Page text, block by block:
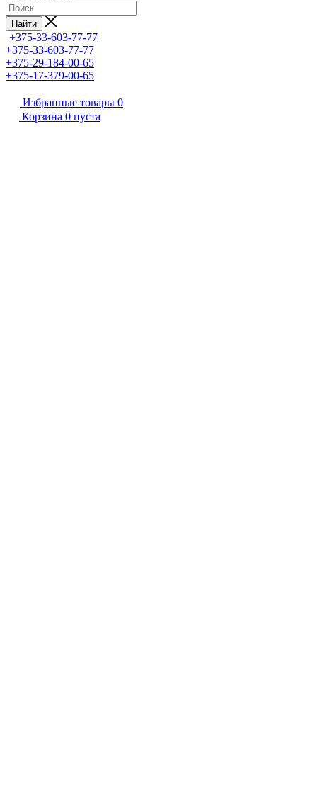
Найти
+375-33-603-77-77
+375-33-603-77-77
+375-29-184-00-65
+375-17-379-00-65
Избранные товары 0
Корзина 0 пуста